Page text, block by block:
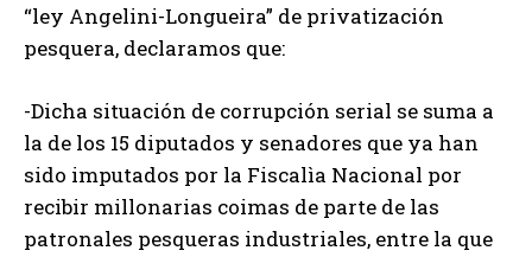
“ley Angelini-Longueira” de privatización
pesquera, declaramos que:
-Dicha situación de corrupción serial se suma a
la de los 15 diputados y senadores que ya han
sido imputados por la Fiscalìa Nacional por
recibir millonarias coimas de parte de las
patronales pesqueras industriales, entre la que